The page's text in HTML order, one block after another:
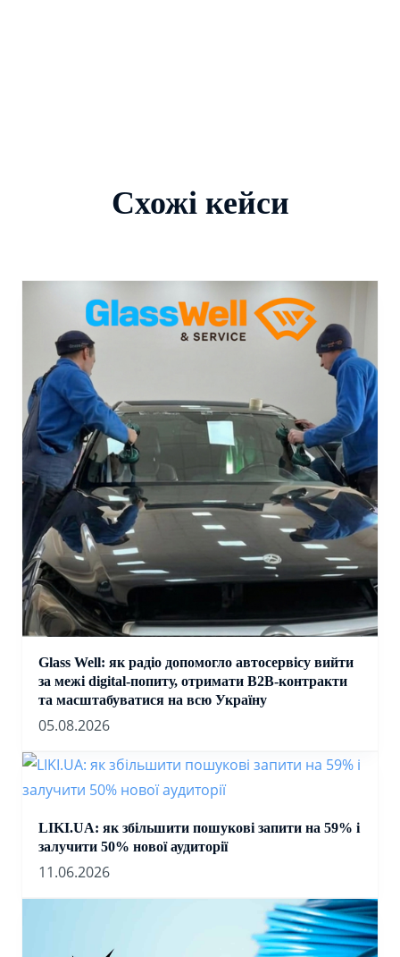
Схожі кейси
Glass Well: як радіо допомогло автосервісу вийти
за межі digital-попиту, отримати B2B-контракти
та масштабуватися на всю Україну
05.08.2026
LIKI.UA: як збільшити пошукові запити на 59% і
залучити 50% нової аудиторії
11.06.2026